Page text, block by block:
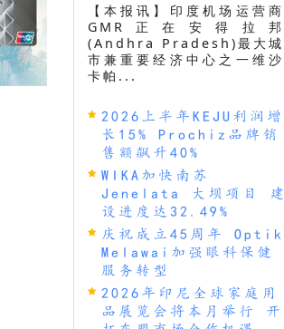
【本报讯】印度机场运营商
GMR正在安得拉邦
(Andhra Pradesh)最大城
市兼重要经济中心之一维沙
卡帕...
2026上半年KEJU利润增
长15% Prochiz品牌销
售额飙升40%
WIKA加快南苏
Jenelata 大坝项目 建
设进度达32.49%
庆祝成立45周年 Optik
Melawai加强眼科保健
服务转型
2026年印尼全球家庭用
品展览会将本月举行 开